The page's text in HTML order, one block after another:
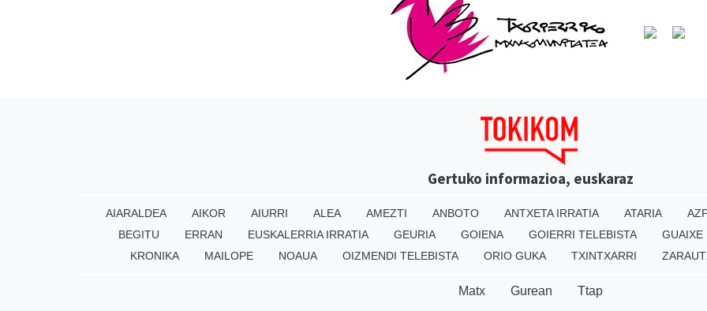
Gertuko informazioa, euskaraz
AIARALDEA AIKOR AIURRI ALEA AMEZTI ANBOTO ANTXETA IRRATIA ATARIA
BEGITU
ERRAN EUSKALERRIA IRRATIA GEURIA GOIENA GOIERRI TELEBISTA GUAIXE
KRONIKA
MAILOPE NOAUA OIZMENDI TELEBISTA ORIO GUKA TXINTXARRI
Matx Gurean Ttap